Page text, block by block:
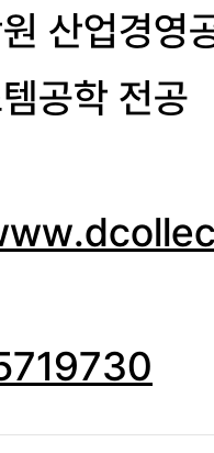
산업경영
공학 전공